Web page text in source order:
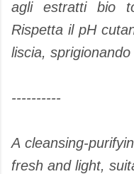
agli estratti bio
Rispetta il pH
liscia,
----------
A cleansing-
fresh and light,